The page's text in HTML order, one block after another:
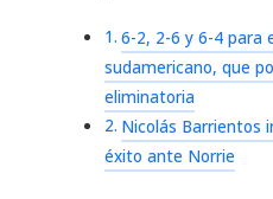
6-2, 2-6 y 6-4 para
sudamericano, que
eliminatoria
Nicolás Barrientos
éxito ante Norrie